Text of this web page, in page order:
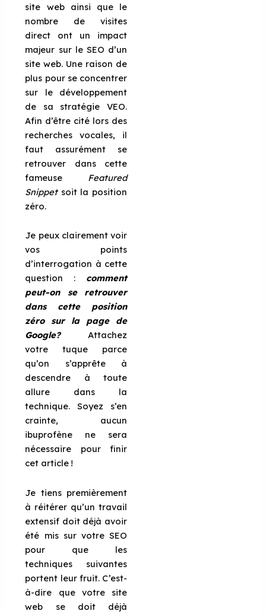
site web ainsi que le
nombre de visites
direct ont un impact
majeur sur le SEO d’un
site web. Une raison de
plus pour se concentrer
sur le développement
de sa stratégie VEO.
Afin d’être cité lors des
recherches vocales, il
faut assurément se
retrouver dans cette
fameuse Featured
Snippetsoit la position
zéro.
Je peux clairement voir
vos points
d’interrogation à cette
question : comment
peut-on se retrouver
dans cette position
zéro sur la page de
Google?Attachez
votre tuque parce
qu’on s’apprête à
descendre à toute
allure dans la
technique. Soyez s’en
crainte, aucun
ibuprofène ne sera
nécessaire pour finir
cet article !
Je tiens premièrement
à réitérer qu’un travail
extensif doit déjà avoir
été mis sur votre SEO
pour que les
techniques suivantes
portent leur fruit. C’est-
à-dire que votre site
web se doit déjà